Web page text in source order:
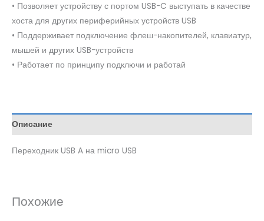
• Позволяет устройству с портом USB-C выступать в качестве
хоста для других периферийных устройств USB
• Поддерживает подключение флеш-накопителей, клавиатур,
мышей и других USB-устройств
• Работает по принципу подключи и работай
Описание
Переходник USB A на micro USB
Похожие